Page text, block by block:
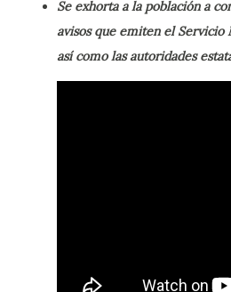
Se exhorta a la población a
avisos que emiten el
así como las autoridades